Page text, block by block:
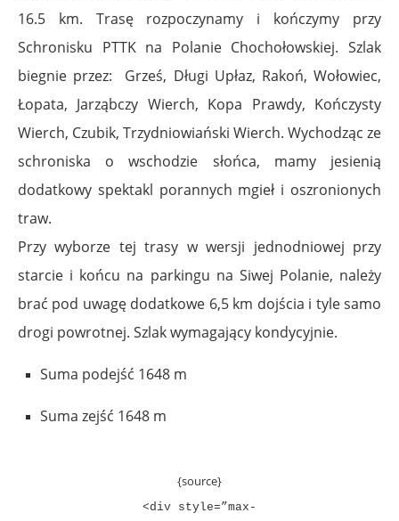
16.5 km. Trasę rozpoczynamy i kończymy przy
Schronisku PTTK na Polanie Chochołowskiej. Szlak
biegnie przez: Grześ, Długi Upłaz, Rakoń, Wołowiec,
Łopata, Jarząbczy Wierch, Kopa Prawdy, Kończysty
Wierch, Czubik, Trzydniowiański Wierch. Wychodząc ze
schroniska o wschodzie słońca, mamy jesienią
dodatkowy spektakl porannych mgieł i oszronionych
traw.
Przy wyborze tej trasy w wersji jednodniowej przy
starcie i końcu na parkingu na Siwej Polanie, należy
brać pod uwagę dodatkowe 6,5 km dojścia i tyle samo
drogi powrotnej. Szlak wymagający kondycyjnie.
Suma podejść 1648 m
Suma zejść 1648 m
{source}
<div style=”max-